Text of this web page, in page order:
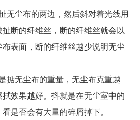
尘布的两边，然后斜对着光线用
断的纤维丝，断的纤维丝就会以
表面，断的纤维丝越少说明无尘
无尘布的重量，无尘布克重越
效果越好。抖就是在无尘室中的
是否会有大量的碎屑掉下。